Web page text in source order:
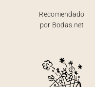
Recomendado
por Bodas.net